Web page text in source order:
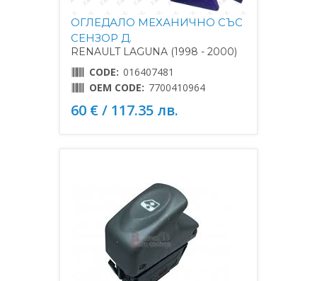
ОГЛЕДАЛО МЕХАНИЧНО СЪС
СЕНЗОР Д.
RENAULT LAGUNA (1998 - 2000)
CODE: 016407481
OEM CODE: 7700410964
60 € / 117.35 лв.